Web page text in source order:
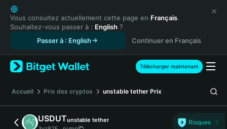
English
日本語
Tiếng Việt
Español (Latinoamérica)
Türkçe
Français
Deutsch
简体中文
繁體中文
Vous consultez actuellement cette page en Français.
Souhaitez-vous passer à : English ?
Passer à : English
Continuer en Français
Télécharger maintenant
Accueil Prix des cryptos unstable tether Prix
USDUTunstable tether
Risques